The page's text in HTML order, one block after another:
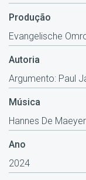
Produção
Evangelische
Autoria
Argumento: Paul
Música
Hannes De Maeyer
Ano
2024